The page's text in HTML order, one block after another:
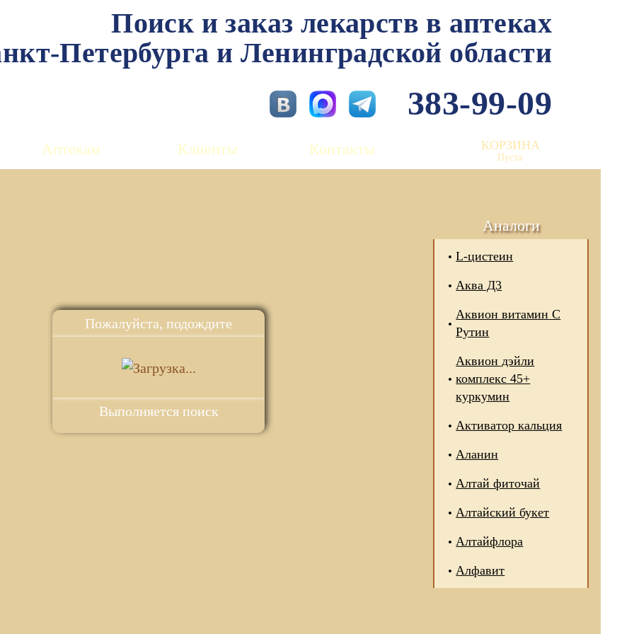
Пожалуйста, подождите
Выполняется поиск
Поиск и заказ лекарств в аптеках
Петербурга и Ленинградской области
383-99-09
Аптекам Клиенты Контакты КОРЗИНА
Пуста
Аналоги
L-цистеин
Аква Д3
Аквион витамин С
Рутин
Аквион дэйли
комплекс 45+
куркумин
Активатор кальция
Аланин
Алтай фиточай
Алтайский букет
Алтайфлора
Алфавит